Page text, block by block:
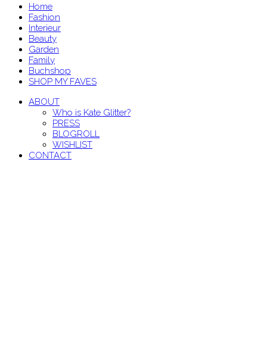
Home
Fashion
Interieur
Beauty
Garden
Family
Buchshop
SHOP MY FAVES
ABOUT
Who is Kate Glitter?
PRESS
BLOGROLL
WISHLIST
CONTACT